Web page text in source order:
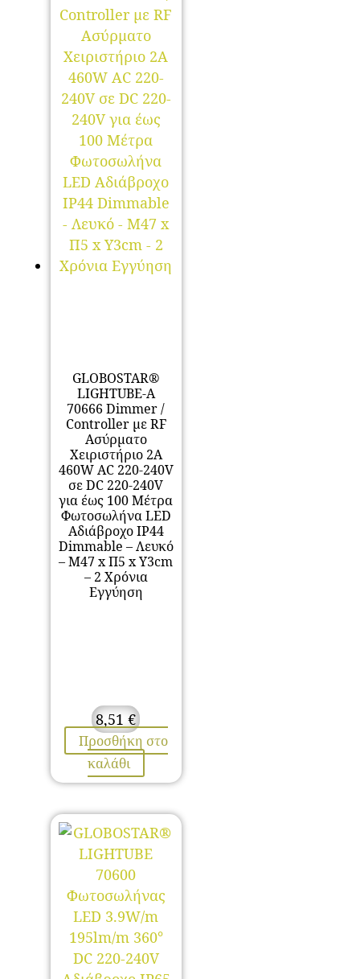
GLOBOSTAR®
LIGHTUBE-A
70666 Dimmer /
Controller με RF
Ασύρματο
Χειριστήριο 2A
460W AC 220-240V
σε DC 220-240V
για έως 100 Μέτρα
Φωτοσωλήνα LED
Αδιάβροχο IP44
Dimmable – Λευκό
– Μ47 x Π5 x Υ3cm
– 2 Χρόνια
Εγγύηση
8,51€
Προσθήκη στο
καλάθι